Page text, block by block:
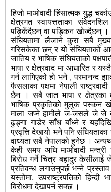
हिजो माओवादी हिंसात्मक युद्ध
क्षेत्रगत स्वायत्तताका
पड्किँदैछन् वा पड्किन खोज्दैछन् ।
संघियतामा लैजाने कुरा सबै
गरिसकेका छन् र यो संघियताको
जातिय र भाषिक संघियताको
भाषा र क्षेत्रवाद मा आधारित र
गर्न लागिएको हो भने , परमानन्द
फैसलाका पक्षमा नेपाली
छैन । सबै जात भाषा र क्षेत्रका
भाषिक प्रकृतिको मुलुक पस्कन
माला जप्ने हामीले ज-जसले जे जे
ढुङ्गा गाडेर साँध बाँध्ने र
प्रवृत्ति देखायो भने पनि
वाध्यता सबै नेपालको हुनेछ ।
केही समय अघि माओवादी मन्त्री
बिरोध गर्ने चित्र बहादुर केसीलाई
प्रतिवन्ध लगाउनुपर्छ भन्ने
यस्तोमा, उपराष्ट्रपतिको हिन्दी
बिरोधमा देखापर्न सक्छ ।